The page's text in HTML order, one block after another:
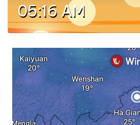
05:16 AM